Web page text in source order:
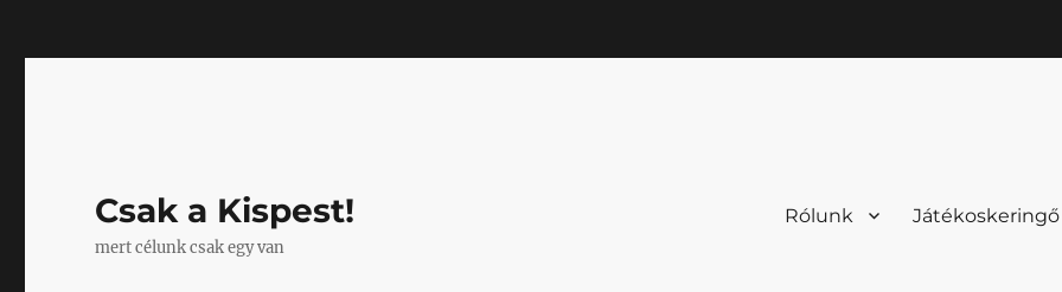
Csak a Kispest!
mert célunk csak egy van
Rólunk Játékoskeringő